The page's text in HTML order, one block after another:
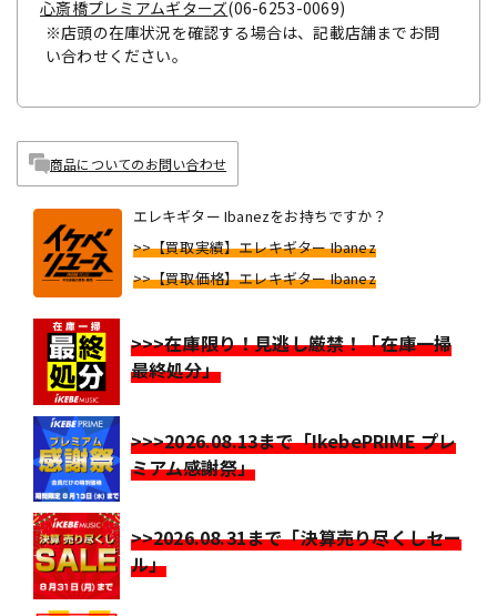
心斎橋プレミアムギターズ(06-6253-0069)
※店頭の在庫状況を確認する場合は、記載店舗までお問
い合わせください。
商品についてのお問い合わせ
エレキギター Ibanezをお持ちですか？
>>【買取実績】エレキギター Ibanez
>>【買取価格】エレキギター Ibanez
>>>在庫限り！見逃し厳禁！「在庫一掃
最終処分」
>>>2026.08.13まで「IkebePRIME プレ
ミアム感謝祭」
>>2026.08.31まで「決算売り尽くしセー
ル」